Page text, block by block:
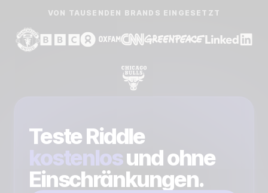
VON TAUSENDEN BRANDS EINGESETZT
Teste Riddle
kostenlosund ohne
Einschränkungen.